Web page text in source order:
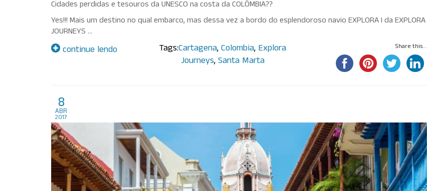
Cidades perdidas e tesouros da UNESCO na costa da COLÔMBIA??
Yes!!! Mais um destino no qual embarco, mas dessa vez a bordo do esplendoroso navio EXPLORA I da EXPLORA
JOURNEYS …
continue lendo Tags:Cartagena, Colombia, Explora
Journeys, Santa Marta
Share this...
8
abr
2017